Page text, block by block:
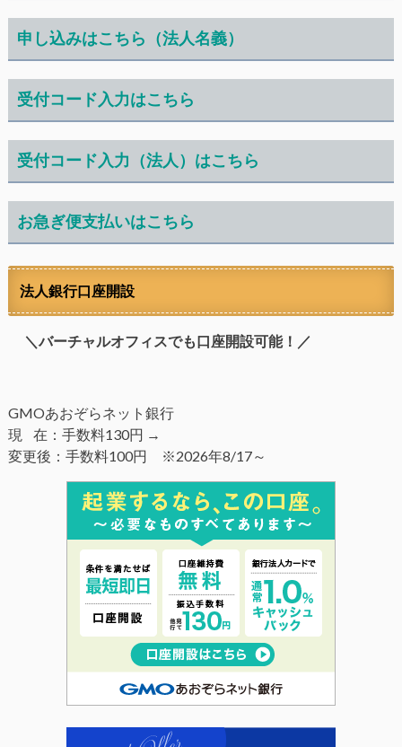
申し込みはこちら（法人名義）
受付コード入力はこちら
受付コード入力（法人）はこちら
お急ぎ便支払いはこちら
法人銀行口座開設
＼バーチャルオフィスでも口座開設可能！／
GMOあおぞらネット銀行
現 在：手数料130円 →
変更後：手数料100円 ※2026年8/17～